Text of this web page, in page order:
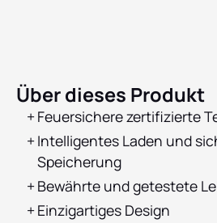
Über dieses Produkt
Feuersichere zertifizierte
Intelligentes Laden und
Speicherung
Bewährte und getestete
Einzigartiges Design